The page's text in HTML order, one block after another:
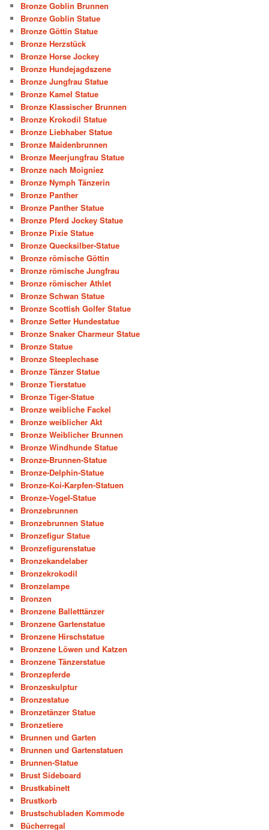
Bronze Goblin Brunnen
Bronze Goblin Statue
Bronze Göttin Statue
Bronze Herzstück
Bronze Horse Jockey
Bronze Hundejagdszene
Bronze Jungfrau Statue
Bronze Kamel Statue
Bronze Klassischer Brunnen
Bronze Krokodil Statue
Bronze Liebhaber Statue
Bronze Maidenbrunnen
Bronze Meerjungfrau Statue
Bronze nach Moigniez
Bronze Nymph Tänzerin
Bronze Panther
Bronze Panther Statue
Bronze Pferd Jockey Statue
Bronze Pixie Statue
Bronze Quecksilber-Statue
Bronze römische Göttin
Bronze römische Jungfrau
Bronze römischer Athlet
Bronze Schwan Statue
Bronze Scottish Golfer Statue
Bronze Setter Hundestatue
Bronze Snaker Charmeur Statue
Bronze Statue
Bronze Steeplechase
Bronze Tänzer Statue
Bronze Tierstatue
Bronze Tiger-Statue
Bronze weibliche Fackel
Bronze weiblicher Akt
Bronze Weiblicher Brunnen
Bronze Windhunde Statue
Bronze-Brunnen-Statue
Bronze-Delphin-Statue
Bronze-Koi-Karpfen-Statuen
Bronze-Vogel-Statue
Bronzebrunnen
Bronzebrunnen Statue
Bronzefigur Statue
Bronzefigurenstatue
Bronzekandelaber
Bronzekrokodil
Bronzelampe
Bronzen
Bronzene Balletttänzer
Bronzene Gartenstatue
Bronzene Hirschstatue
Bronzene Löwen und Katzen
Bronzene Tänzerstatue
Bronzepferde
Bronzeskulptur
Bronzestatue
Bronzetänzer Statue
Bronzetiere
Brunnen und Garten
Brunnen und Gartenstatuen
Brunnen-Statue
Brust Sideboard
Brustkabinett
Brustkorb
Brustschubladen Kommode
Bücherregal